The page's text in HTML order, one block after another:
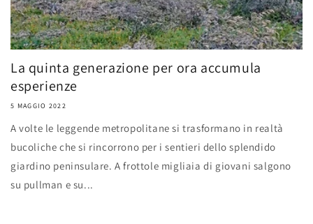
La quinta generazione per ora accumula
esperienze
5 MAGGIO 2022
A volte le leggende metropolitane si trasformano in realtà
bucoliche che si rincorrono per i sentieri dello splendido
giardino peninsulare. A frottole migliaia di giovani salgono
su pullman e su...